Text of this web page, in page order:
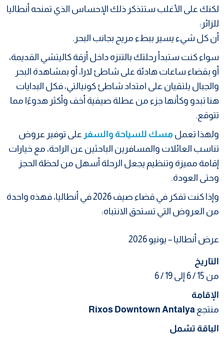
لكنك على الأغلب ستتذكر ذلك الإحساس الذي تمنحه أنطاليا
للزائر:
أن كل شيء يسير ببطء مريح بجانب البحر.
سواء كنت ستبدأ رحلتك بالتنزه داخل أزقة كاليتشي القديمة،
أو بقضاء ساعات هادئة على شاطئ لارا، أو بمشاهدة البحر
والجبال يلتقيان على امتداد شاطئ كونيالتي، فكل البدايات
هنا تبدو وكأنها جزء من عطلة صيفية أخف وأكثر هدوءًا مما
تتوقع.
ولهذا تعمل مسك للسياحة والسفر على توفير عروض
تناسب العائلات والمسافرين الباحثين عن الراحة، مع خيارات
إقامة مميزة وتنظيم يجعل الرحلة أسهل من لحظة الحجز
وحتى العودة.
وإذا كنت تفكر في قضاء صيف 2026 في أنطاليا، فهذه واحدة
من العروض التي تستحق الانتباه:
عرض أنطاليا – يونيو 2026
التاريخ
من 15 / 6 إلى 19 / 6
الإقامة
منتجع Rixos Downtown Antalya
الباقة تشمل